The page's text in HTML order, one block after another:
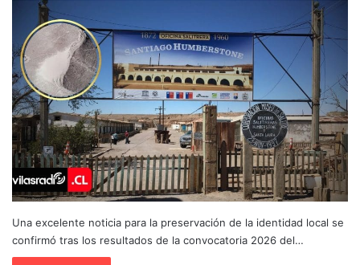
Una excelente noticia para la preservación de la identidad local se
confirmó tras los resultados de la convocatoria 2026 del…